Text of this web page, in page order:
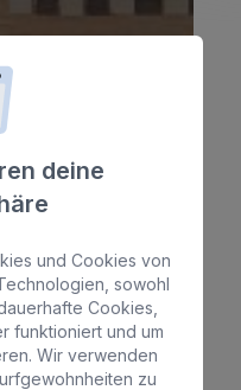
deine
und Cookies von
sowohl
Cookies,
funktioniert und um
Wir verwenden
zu